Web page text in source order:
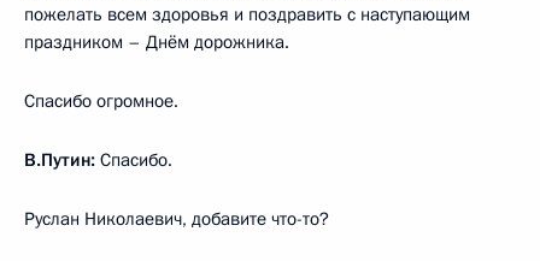
пожелать всем здоровья и поздравить с наступающим
праздником – Днём дорожника.
Спасибо огромное.
В.Путин: Спасибо.
Руслан Николаевич, добавите что-то?